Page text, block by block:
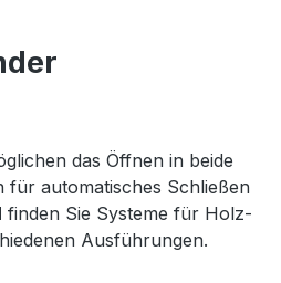
das Öffnen in beide
für automatisches Schließen
finden Sie Systeme für Holz-
Ausführungen.